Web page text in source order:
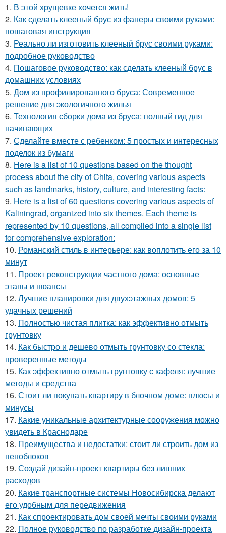
1. В этой хрущевке хочется жить!
2. Как сделать клееный брус из фанеры своими руками:
пошаговая инструкция
3. Реально ли изготовить клееный брус своими руками:
подробное руководство
4. Пошаговое руководство: как сделать клееный брус в
домашних условиях
5. Дом из профилированного бруса: Современное
решение для экологичного жилья
6. Технология сборки дома из бруса: полный гид для
начинающих
7. Сделайте вместе с ребенком: 5 простых и интересных
поделок из бумаги
8. Here is a list of 10 questions based on the thought
process about the city of Chita, covering various aspects
such as landmarks, history, culture, and interesting facts:
9. Here is a list of 60 questions covering various aspects of
Kaliningrad, organized into six themes. Each theme is
represented by 10 questions, all compiled into a single list
for comprehensive exploration:
10. Романский стиль в интерьере: как воплотить его за 10
минут
11. Проект реконструкции частного дома: основные
этапы и нюансы
12. Лучшие планировки для двухэтажных домов: 5
удачных решений
13. Полностью чистая плитка: как эффективно отмыть
грунтовку
14. Как быстро и дешево отмыть грунтовку со стекла:
проверенные методы
15. Как эффективно отмыть грунтовку с кафеля: лучшие
методы и средства
16. Стоит ли покупать квартиру в блочном доме: плюсы и
минусы
17. Какие уникальные архитектурные сооружения можно
увидеть в Краснодаре
18. Преимущества и недостатки: стоит ли строить дом из
пеноблоков
19. Создай дизайн-проект квартиры без лишних
расходов
20. Какие транспортные системы Новосибирска делают
его удобным для передвижения
21. Как спроектировать дом своей мечты своими руками
22. Полное руководство по разработке дизайн-проекта